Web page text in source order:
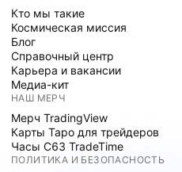
Кто мы такие
Космическая миссия
Блог
Справочный центр
Карьера и вакансии
Медиа-кит
НАШ МЕРЧ
Мерч TradingView
Карты Таро для трейдеров
Часы C63 TradeTime
ПОЛИТИКА И БЕЗОПАСНОСТЬ